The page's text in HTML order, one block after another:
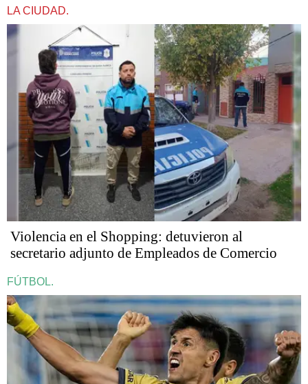
LA CIUDAD.
Violencia en el Shopping: detuvieron al
secretario adjunto de Empleados de Comercio
FÚTBOL.